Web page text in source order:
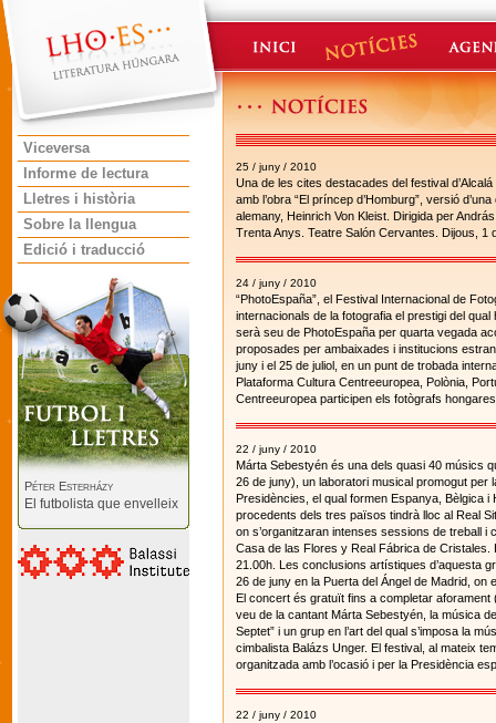
Viceversa
Informe de lectura
Lletres i història
Sobre la llengua
Edició i traducció
Péter Esterházy
El futbolista que envelleix
25 / juny / 2010
Una de les cites destacades del festival
amb l’obra “El príncep d’Homburg”, versió
alemany, Heinrich Von Kleist. Dirigida per
Trenta Anys. Teatre Salón Cervantes. Dijous, 1
24 / juny / 2010
“PhotoEspaña”, el Festival Internacional de
internacionals de la fotografia el prestigi del
serà seu de PhotoEspaña per quarta vegada
proposades per ambaixades i institucions
juny i el 25 de juliol, en un punt de trobada
Plataforma Cultura Centreeuropea, Polònia,
Centreeuropea participen els fotògrafs
22 / juny / 2010
Márta Sebestyén és una dels quasi 40 músics
26 de juny), un laboratori musical promogut per
Presidències, el qual formen Espanya, Bèlgica
procedents dels tres països tindrà lloc al Real
on s’organitzaran intenses sessions de treball
Casa de las Flores y Real Fábrica de
21.00h. Les conclusions artístiques d’aquesta
26 de juny en la Puerta del Ángel de Madrid,
El concert és gratuït fins a completar
veu de la cantant Márta Sebestyén, la música
Septet” i un grup en l’art del qual s’imposa la
cimbalista Balázs Unger. El festival, al mateix
organitzada amb l’ocasió i per la Presidència
22 / juny / 2010